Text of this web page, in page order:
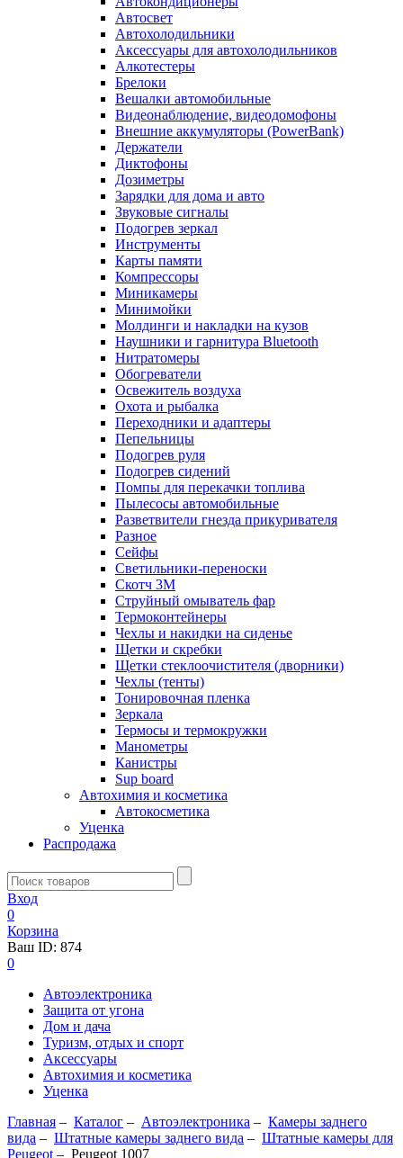
Aвтосвет
Автохолодильники
Аксессуары для автохолодильников
Алкотестеры
Брелоки
Вешалки автомобильные
Видеонаблюдение, видеодомофоны
Внешние аккумуляторы (PowerBank)
Держатели
Диктофоны
Дозиметры
Зарядки для дома и авто
Звуковые сигналы
Подогрев зеркал
Инструменты
Карты памяти
Компрессоры
Миникамеры
Минимойки
Молдинги и накладки на кузов
Наушники и гарнитура Bluetooth
Нитратомеры
Обогреватели
Освежитель воздуха
Охота и рыбалка
Переходники и адаптеры
Пепельницы
Подогрев руля
Подогрев сидений
Помпы для перекачки топлива
Пылесосы автомобильные
Разветвители гнезда прикуривателя
Разное
Сейфы
Светильники-переноски
Скотч 3М
Струйный омыватель фар
Термоконтейнеры
Чехлы и накидки на сиденье
Щетки и скребки
Щетки стеклоочистителя (дворники)
Чехлы (тенты)
Тонировочная пленка
Зеркалa
Термосы и термокружки
Манометры
Канистры
Sup board
Автохимия и косметика
Автокосметика
Уценка
Распродажа
Вход
0
Корзина
Ваш ID: 874
0
Автоэлектроника
Защита от угона
Дом и дача
Туризм, отдых и спорт
Аксессуары
Автохимия и косметика
Уценка
Главная – Каталог – Автоэлектроника – Камеры заднего
вида – Штатные камеры заднего вида – Штатные камеры для
Peugeot – Peugeot 1007